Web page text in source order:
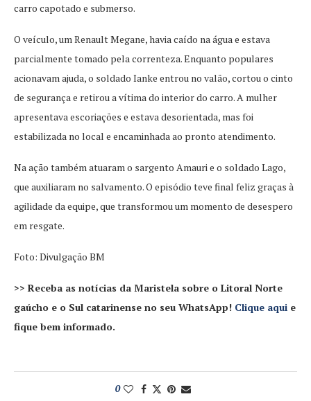
carro capotado e submerso.
O veículo, um Renault Megane, havia caído na água e estava
parcialmente tomado pela correnteza. Enquanto populares
acionavam ajuda, o soldado Ianke entrou no valão, cortou o cinto
de segurança e retirou a vítima do interior do carro. A mulher
apresentava escoriações e estava desorientada, mas foi
estabilizada no local e encaminhada ao pronto atendimento.
Na ação também atuaram o sargento Amauri e o soldado Lago,
que auxiliaram no salvamento. O episódio teve final feliz graças à
agilidade da equipe, que transformou um momento de desespero
em resgate.
Foto: Divulgação BM
>> Receba as notícias da Maristela sobre o Litoral Norte
gaúcho e o Sul catarinense no seu WhatsApp! Clique aqui e
fique bem informado.
0